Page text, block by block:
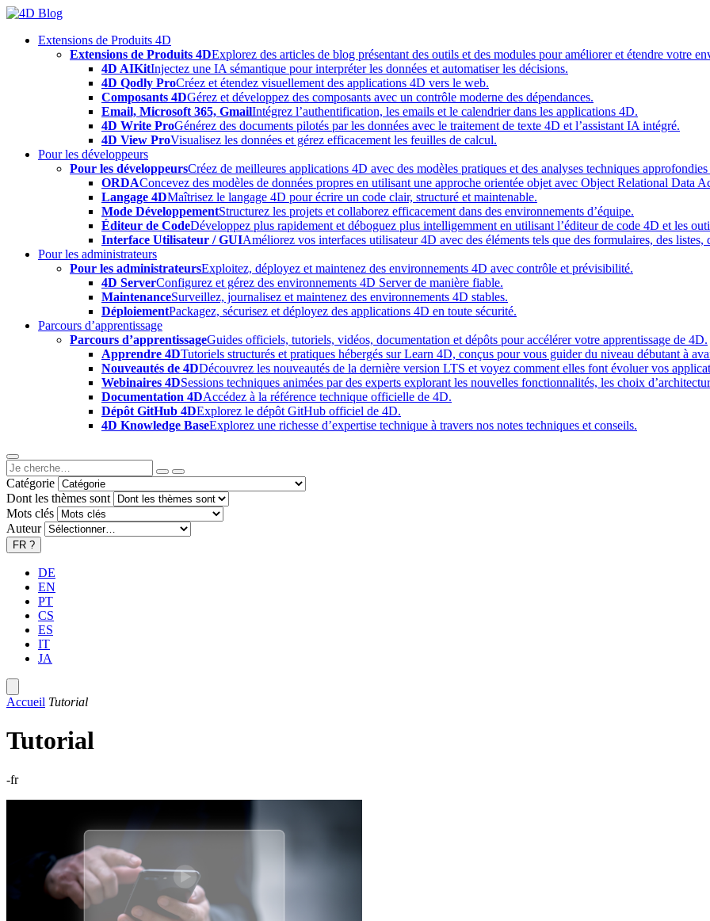
Skip
contentExtensions de Produits 4D
Extensions de Produits 4DExplorez des articles de blog présentant des outils et des modules pour améliorer et étendre votre
4D AIKitInjectez une IA sémantique pour interpréter les données et automatiser les décisions.
4D Qodly ProCréez et étendez visuellement des applications 4D vers le web.
Composants 4DGérez et développez des composants avec un contrôle moderne des dépendances.
Email, Microsoft 365, GmailIntégrez l’authentification, les emails et le calendrier dans les applications 4D.
4D Write ProGénérez des documents pilotés par les données avec le traitement de texte 4D et l’assistant IA intégré.
4D View ProVisualisez les données et gérez efficacement les feuilles de calcul.
Pour les développeurs
Pour les développeursCréez de meilleures applications 4D avec des modèles pratiques et des analyses techniques
ORDAConcevez des modèles de données propres en utilisant une approche orientée objet avec Object Relational Data
Langage 4DMaîtrisez le langage 4D pour écrire un code clair, structuré et maintenable.
Mode DéveloppementStructurez les projets et collaborez efficacement dans des environnements d’équipe.
Éditeur de CodeDéveloppez plus rapidement et déboguez plus intelligemment en utilisant l’éditeur de code 4D et les
Interface Utilisateur / GUIAméliorez vos interfaces utilisateur 4D avec des éléments tels que des formulaires, des listes,
Pour les administrateurs
Pour les administrateursExploitez, déployez et maintenez des environnements 4D avec contrôle et prévisibilité.
4D ServerConfigurez et gérez des environnements 4D Server de manière fiable.
MaintenanceSurveillez, journalisez et maintenez des environnements 4D stables.
DéploiementPackagez, sécurisez et déployez des applications 4D en toute sécurité.
Parcours d’apprentissage
Parcours d’apprentissageGuides officiels, tutoriels, vidéos, documentation et dépôts pour accélérer votre apprentissage de 4D.
Apprendre 4DTutoriels structurés et pratiques hébergés sur Learn 4D, conçus pour vous guider du niveau débutant à
Nouveautés de 4DDécouvrez les nouveautés de la dernière version LTS et voyez comment elles font évoluer vos
Webinaires 4DSessions techniques animées par des experts explorant les nouvelles fonctionnalités, les choix
Documentation 4DAccédez à la référence technique officielle de 4D.
Dépôt GitHub 4DExplorez le dépôt GitHub officiel de 4D.
4D Knowledge BaseExplorez une richesse d’expertise technique à travers nos notes techniques et conseils.
Catégorie
Dont les thèmes sont
Mots clés
Auteur
FR ?
DE
EN
PT
CS
ES
IT
JA
Accueil Tutorial
Tutorial
-fr